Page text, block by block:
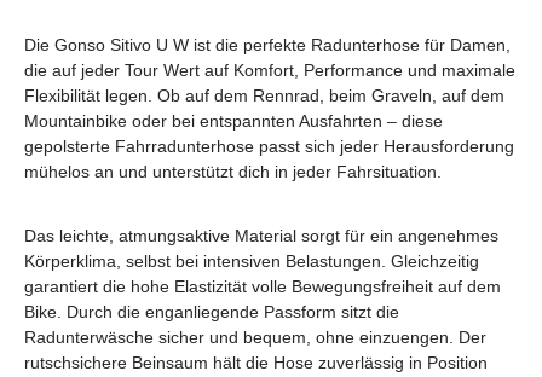
Die Gonso Sitivo U W ist die perfekte Radunterhose für Damen,
die auf jeder Tour Wert auf Komfort, Performance und maximale
Flexibilität legen. Ob auf dem Rennrad, beim Graveln, auf dem
Mountainbike oder bei entspannten Ausfahrten – diese
gepolsterte Fahrradunterhose passt sich jeder Herausforderung
mühelos an und unterstützt dich in jeder Fahrsituation.
Das leichte, atmungsaktive Material sorgt für ein angenehmes
Körperklima, selbst bei intensiven Belastungen. Gleichzeitig
garantiert die hohe Elastizität volle Bewegungsfreiheit auf dem
Bike. Durch die enganliegende Passform sitzt die
Radunterwäsche sicher und bequem, ohne einzuengen. Der
rutschsichere Beinsaum hält die Hose zuverlässig in Position